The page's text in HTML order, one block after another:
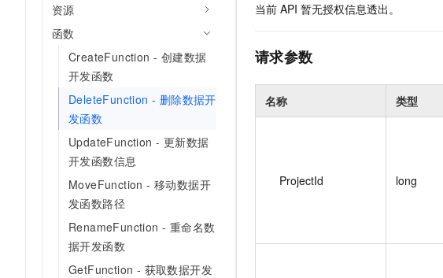
资源
函数
CreateFunction - 创建数据
开发函数
DeleteFunction - 删除数据开
发函数
UpdateFunction - 更新数据
开发函数信息
MoveFunction - 移动数据开
发函数路径
RenameFunction - 重命名数
据开发函数
GetFunction - 获取数据开发
当前 API 暂无授权信息透出。
请求参数
名称 类型
ProjectId long